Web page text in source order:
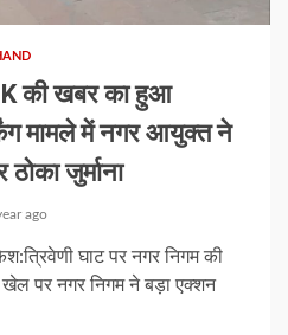
की खबर का हुआ
मामले में नगर आयुक्त ने
जुर्माना
ago
घाट पर नगर निगम की
पर नगर निगम ने बड़ा एक्शन